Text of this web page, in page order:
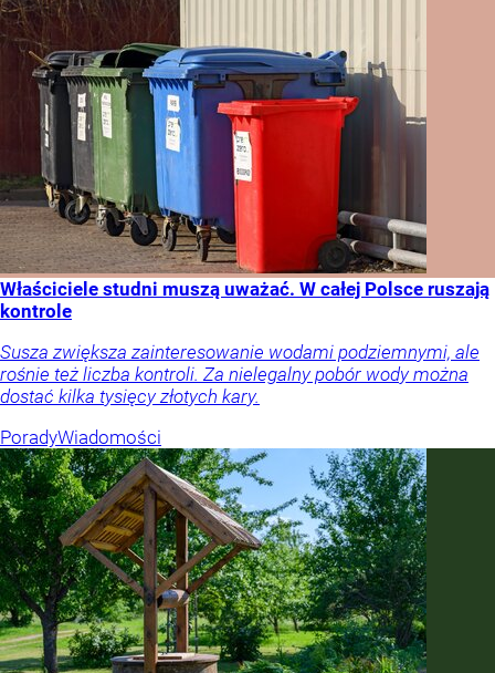
Właściciele studni muszą uważać. W całej Polsce ruszają
kontrole
Susza zwiększa zainteresowanie wodami podziemnymi, ale
rośnie też liczba kontroli. Za nielegalny pobór wody można
dostać kilka tysięcy złotych kary.
PoradyWiadomości